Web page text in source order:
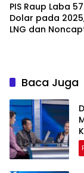
PIS Raup Laba
Dolar pada
LNG dan
Baca Juga